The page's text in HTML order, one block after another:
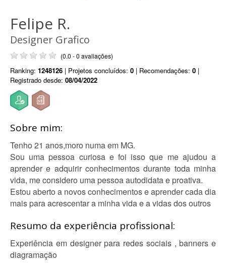
Felipe R.
Designer Grafico
(0.0 - 0 avaliações)
Ranking: 1248126 | Projetos concluídos: 0 | Recomendações: 0 |
Registrado desde: 08/04/2022
Sobre mim:
Tenho 21 anos,moro numa em MG.
Sou uma pessoa curiosa e foi isso que me ajudou a
aprender e adquirir conhecimentos durante toda minha
vida, me considero uma pessoa autodidata e proativa.
Estou aberto a novos conhecimentos e aprender cada dia
mais para acrescentar a minha vida e a vidas dos outros
Resumo da experiência profissional:
Experiência em designer para redes sociais , banners e
diagramação